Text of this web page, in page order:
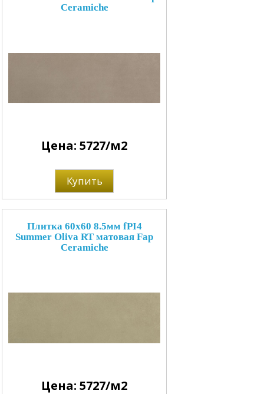
Ceramiche
Цена: 5727/м2
Купить
Плитка 60x60 8.5мм fPI4
Summer Oliva RT матовая Fap
Ceramiche
Цена: 5727/м2